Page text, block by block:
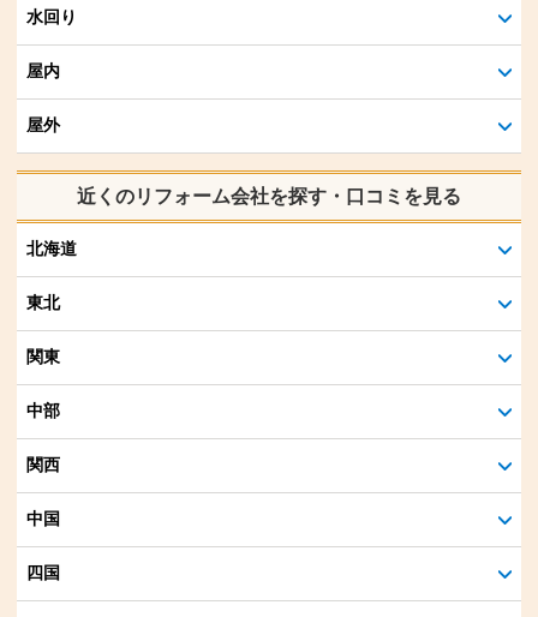
水回り
屋内
屋外
近くのリフォーム会社を探す・口コミを見る
北海道
東北
関東
中部
関西
中国
四国